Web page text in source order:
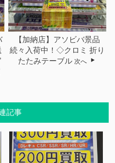
【加納店】アソビバ景品
続々入荷中！◇クロミ 折り
たたみテーブル 次へ
記事